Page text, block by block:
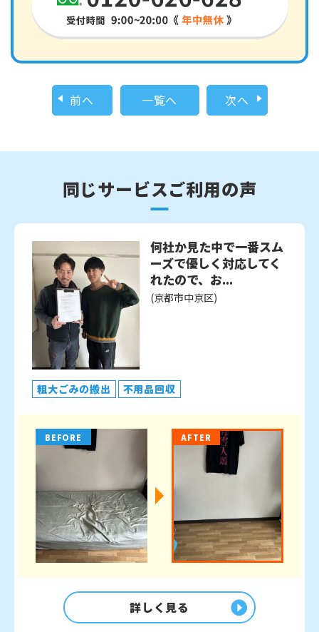
前へ 一覧へ 次へ
同じサービスご利用の声
何社か見た中で一番スム
ーズで優しく対応してく
れたので、お...
(京都市中京区)
粗大ごみの搬出 不用品回収
BEFORE AFTER
詳しく見る